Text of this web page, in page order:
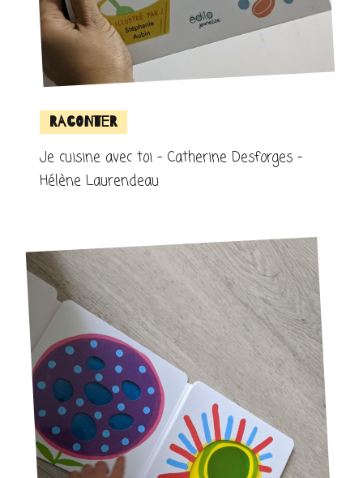
Raconter
Je cuisine avec toi – Catherine Desforges –
Hélène Laurendeau